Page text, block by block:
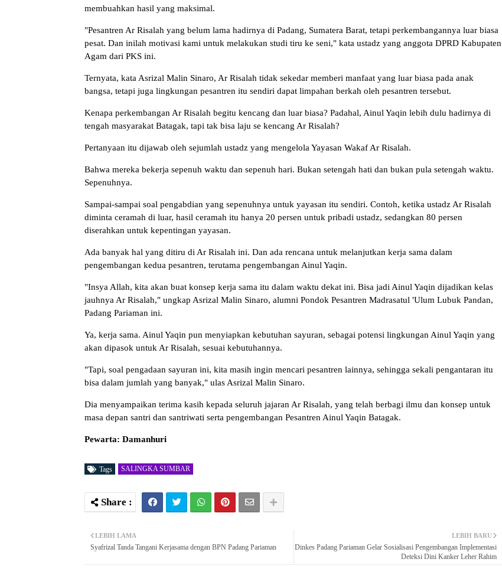
membuahkan hasil yang maksimal.
"Pesantren Ar Risalah yang belum lama hadirnya di Padang, Sumatera Barat, tetapi perkembangannya luar biasa
pesat. Dan inilah motivasi kami untuk melakukan studi tiru ke seni," kata ustadz yang anggota DPRD Kabupaten
Agam dari PKS ini.
Ternyata, kata Asrizal Malin Sinaro, Ar Risalah tidak sekedar memberi manfaat yang luar biasa pada anak
bangsa, tetapi juga lingkungan pesantren itu sendiri dapat limpahan berkah oleh pesantren tersebut.
Kenapa perkembangan Ar Risalah begitu kencang dan luar biasa? Padahal, Ainul Yaqin lebih dulu hadirnya di
tengah masyarakat Batagak, tapi tak bisa laju se kencang Ar Risalah?
Pertanyaan itu dijawab oleh sejumlah ustadz yang mengelola Yayasan Wakaf Ar Risalah.
Bahwa mereka bekerja sepenuh waktu dan sepenuh hari. Bukan setengah hati dan bukan pula setengah waktu.
Sepenuhnya.
Sampai-sampai soal pengabdian yang sepenuhnya untuk yayasan itu sendiri. Contoh, ketika ustadz Ar Risalah
diminta ceramah di luar, hasil ceramah itu hanya 20 persen untuk pribadi ustadz, sedangkan 80 persen
diserahkan untuk kepentingan yayasan.
Ada banyak hal yang ditiru di Ar Risalah ini. Dan ada rencana untuk melanjutkan kerja sama dalam
pengembangan kedua pesantren, terutama pengembangan Ainul Yaqin.
"Insya Allah, kita akan buat konsep kerja sama itu dalam waktu dekat ini. Bisa jadi Ainul Yaqin dijadikan kelas
jauhnya Ar Risalah," ungkap Asrizal Malin Sinaro, alumni Pondok Pesantren Madrasatul 'Ulum Lubuk Pandan,
Padang Pariaman ini.
Ya, kerja sama. Ainul Yaqin pun menyiapkan kebutuhan sayuran, sebagai potensi lingkungan Ainul Yaqin yang
akan dipasok untuk Ar Risalah, sesuai kebutuhannya.
"Tapi, soal pengadaan sayuran ini, kita masih ingin mencari pesantren lainnya, sehingga sekali pengantaran itu
bisa dalam jumlah yang banyak," ulas Asrizal Malin Sinaro.
Dia menyampaikan terima kasih kepada seluruh jajaran Ar Risalah, yang telah berbagi ilmu dan konsep untuk
masa depan santri dan santriwati serta pengembangan Pesantren Ainul Yaqin Batagak.
Pewarta: Damanhuri
Tags SALINGKA SUMBAR
LEBIH BARU
Dinkes Padang Pariaman Gelar Sosialisasi Pengembangan Implementasi
Deteksi Dini Kanker Leher Rahim
LEBIH LAMA
Syafrizal Tanda Tangani Kerjasama dengan BPN Padang Pariaman